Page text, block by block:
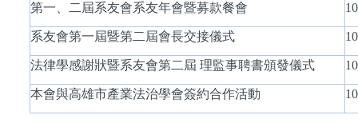
第一、二屆系友會系友年會暨募款餐會
系友會第一屆暨第二屆會長交接儀式
法律學感謝狀暨系友會第二屆 理監事聘書頒發儀式
本會與高雄市產業法治學會簽約合作活動